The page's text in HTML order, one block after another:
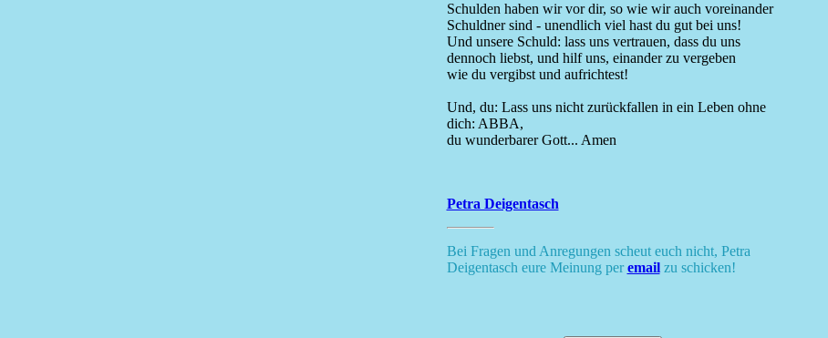
Schulden haben wir vor dir, so wie wir auch voreinander
Schuldner sind - unendlich viel hast du gut bei uns!
Und unsere Schuld: lass uns vertrauen, dass du uns
dennoch liebst, und hilf uns, einander zu vergeben
wie du vergibst und aufrichtest!
Und, du: Lass uns nicht zurückfallen in ein Leben ohne
dich: ABBA,
du wunderbarer Gott... Amen
Petra Deigentasch
Bei Fragen und Anregungen scheut euch nicht, Petra
Deigentasch eure Meinung peremailzu schicken!